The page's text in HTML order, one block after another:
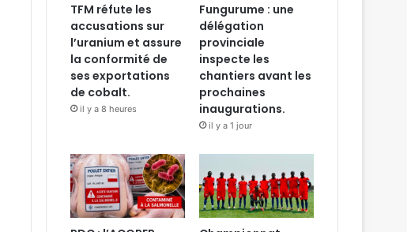
TFM réfute les
accusations sur
l’uranium et assure
la conformité de
ses exportations
de cobalt.
il y a 8 heures
Fungurume : une
délégation
provinciale
inspecte les
chantiers avant les
prochaines
inaugurations.
il y a 1 jour